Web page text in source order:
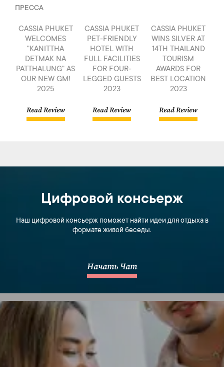
ПРЕССА
CASSIA PHUKET
WELCOMES
"KANITTHA
DETMAK NA
PATTHALUNG" AS
OUR NEW GM!
2025
Read Review
CASSIA PHUKET
PET-FRIENDLY
HOTEL WITH
FULL FACILITIES
FOR FOUR-
LEGGED GUESTS
2023
Read Review
CASSIA PHUKET
WINS SILVER AT
14TH THAILAND
TOURISM
AWARDS FOR
BEST LOCATION
2023
Read Review
Цифровой консьерж
Наш цифровой консьерж поможет найти идеи для отдыха в
формате живой беседы.
Начать Чат